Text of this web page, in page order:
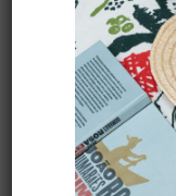
Les
et